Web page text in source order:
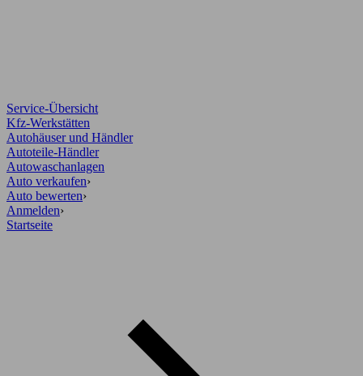
Service-Übersicht
Kfz-Werkstätten
Autohäuser und Händler
Autoteile-Händler
Autowaschanlagen
Auto verkaufen›
Auto bewerten›
Anmelden›
Startseite